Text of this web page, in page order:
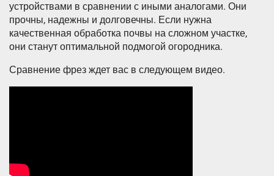
устройствами в сравнении с иными аналогами. Они
прочны, надежны и долговечны. Если нужна
качественная обработка почвы на сложном участке,
они станут оптимальной подмогой огородника.
Сравнение фрез ждет вас в следующем видео.